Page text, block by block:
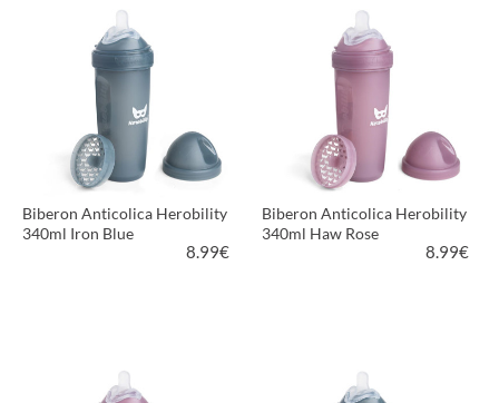
VEDI PRODOTTO VEDI PRODOTTO
Biberon Anticolica Herobility
340ml Iron Blue
8.99€
Biberon Anticolica Herobility
340ml Haw Rose
8.99€